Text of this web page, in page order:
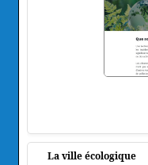
La ville écologique